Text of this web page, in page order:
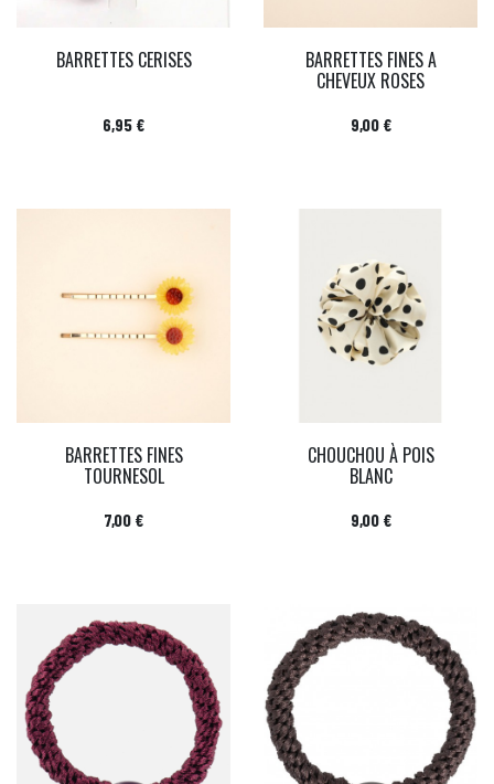
BARRETTES CERISES
Prix
6,95 €
BARRETTES FINES A
CHEVEUX ROSES
Prix
9,00 €
BARRETTES FINES
TOURNESOL
Prix
7,00 €
CHOUCHOU À POIS
BLANC
Prix
9,00 €